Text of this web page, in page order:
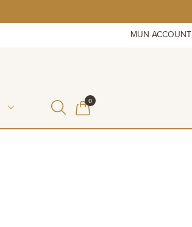
MIJN ACCOUNT
WINKELMAND
0ITEMS IN WINKELMAND